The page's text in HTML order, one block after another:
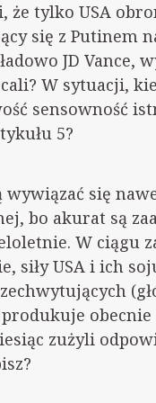
że tylko USA
się z Putinem
JD Vance,
W sytuacji,
sensowność
5?
wywiązać się
bo akurat są
W ciągu
siły USA i ich
obecnie
zużyli